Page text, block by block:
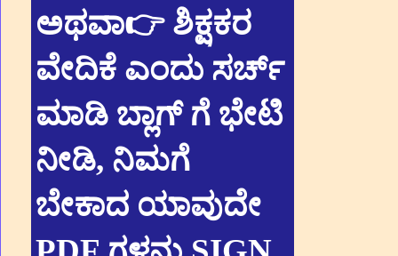
ಅಥವಾ👉 ಶಿಕ್ಷಕರ
ವೇದಿಕೆ ಎಂದು ಸರ್ಚ್
ಮಾಡಿ ಬ್ಲಾಗ್ ಗೆ ಭೇಟಿ
ನೀಡಿ, ನಿಮಗೆ
ಬೇಕಾದ ಯಾವುದೇ